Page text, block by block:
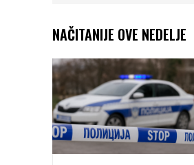
NAČITANIJE OVE NEDELJE